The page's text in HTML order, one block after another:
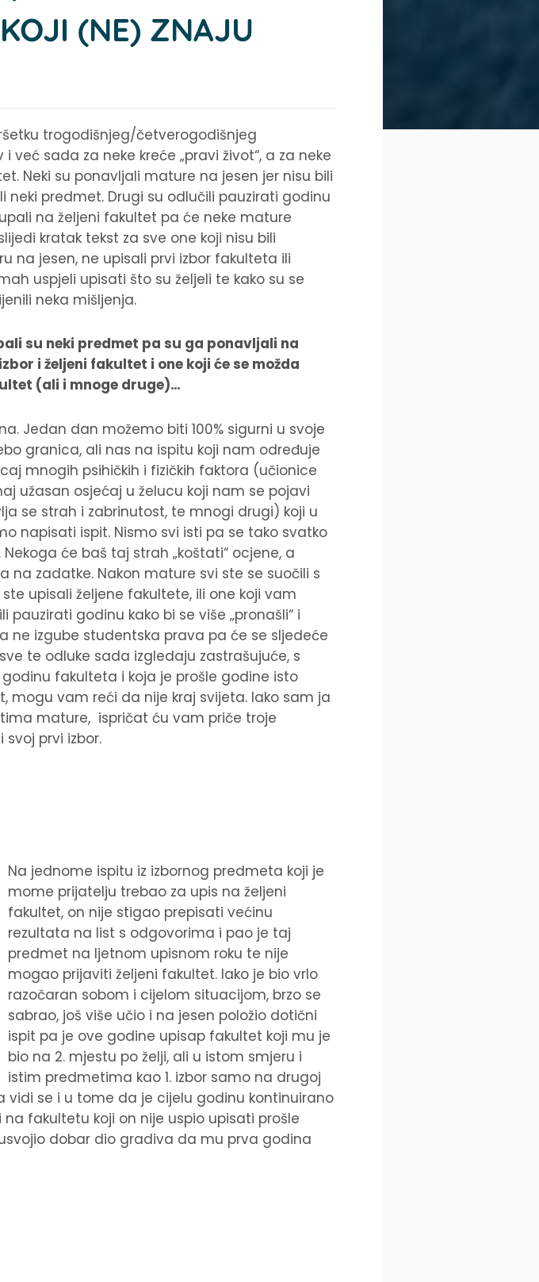
(NE) ZNAJU
trogodišnjeg/četverogodišnjeg
sada za neke kreće „pravi život“, a za neke
Neki su ponavljali mature na jesen jer nisu bili
predmet. Drugi su odlučili pauzirati godinu
na željeni fakultet pa će neke mature
kratak tekst za sve one koji nisu bili
na jesen, ne upisali prvi izbor fakulteta ili
uspjeli upisati što su željeli te kako su se
neka mišljenja.
su neki predmet pa su ga ponavljali na
i željeni fakultet i one koji će se možda
(ali i mnoge druge)…
Jedan dan možemo biti 100% sigurni u svoje
granica, ali nas na ispitu koji nam određuje
mnogih psihičkih i fizičkih faktora (učionice
užasan osjećaj u želucu koji nam se pojavi
se strah i zabrinutost, te mnogi drugi) koji u
napisati ispit. Nismo svi isti pa se tako svatko
će baš taj strah „koštati“ ocjene, a
zadatke. Nakon mature svi ste se suočili s
upisali željene fakultete, ili one koji vam
pauzirati godinu kako bi se više „pronašli“ i
ne izgube studentska prava pa će se sljedeće
te odluke sada izgledaju zastrašujuće, s
fakulteta i koja je prošle godine isto
vam reći da nije kraj svijeta. Iako sam ja
mature, ispričat ću vam priče troje
prvi izbor.
Na jednome ispitu iz izbornog predmeta koji je
mome prijatelju trebao za upis na željeni
fakultet, on nije stigao prepisati većinu
rezultata na list s odgovorima i pao je taj
predmet na ljetnom upisnom roku te nije
mogao prijaviti željeni fakultet. Iako je bio vrlo
razočaran sobom i cijelom situacijom, brzo se
sabrao, još više učio i na jesen položio dotični
ispit pa je ove godine upisap fakultet koji mu je
bio na 2. mjestu po želji, ali u istom smjeru i
istim predmetima kao 1. izbor samo na drugoj
vidi se i u tome da je cijelu godinu kontinuirano
fakultetu koji on nije uspio upisati prošle
dobar dio gradiva da mu prva godina